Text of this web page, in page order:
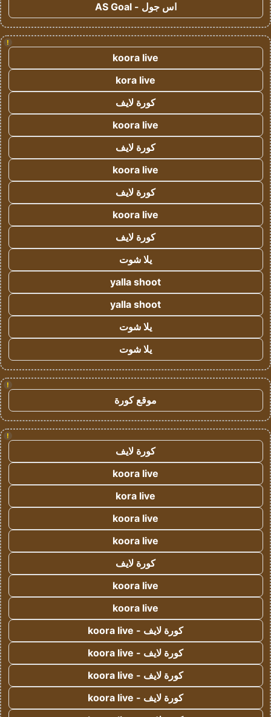
اس جول - AS Goal
!
koora live
kora live
كورة لايف
koora live
كورة لايف
koora live
كورة لايف
koora live
كورة لايف
يلا شوت
yalla shoot
yalla shoot
يلا شوت
يلا شوت
!
موقع كورة
!
كورة لايف
koora live
kora live
koora live
koora live
كورة لايف
koora live
koora live
كورة لايف - koora live
كورة لايف - koora live
كورة لايف - koora live
كورة لايف - koora live